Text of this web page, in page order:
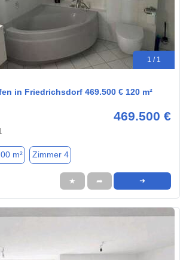
1 / 1
in Friedrichsdorf 469.500 € 120 m²
469.500 €
m² Zimmer 4
★ ➦ ➜